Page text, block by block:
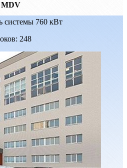
MDV
системы 760 кВт
248